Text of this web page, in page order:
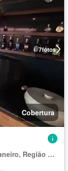
7fotos
Cobertura
Região Geográfica Imediata do Rio de Janeiro, Região Metropolitana do Rio de Janeiro